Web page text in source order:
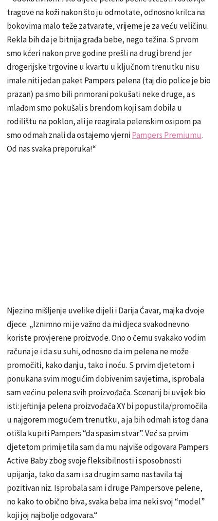
tragove na koži nakon što ju odmotate, odnosno krilca na
bokovima malo teže zatvarate, vrijeme je za veću veličinu.
Rekla bih da je bitnija građa bebe, nego težina. S prvom
smo kćeri nakon prve godine prešli na drugi brend jer
drogerijske trgovine u kvartu u ključnom trenutku nisu
imale niti jedan paket Pampers pelena (taj dio police je bio
prazan) pa smo bili primorani pokušati neke druge, a s
mlađom smo pokušali s brendom koji sam dobila u
rodilištu na poklon, ali je reagirala pelenskim osipom pa
smo odmah znali da ostajemo vjerniPampers Premiumu.
Od nas svaka preporuka!“
Njezino mišljenje uvelike dijeli i Darija Ćavar, majka dvoje
djece: „Iznimno mi je važno da mi djeca svakodnevno
koriste provjerene proizvode. Ono o čemu svakako vodim
računa je i da su suhi, odnosno da im pelena ne može
promočiti, kako danju, tako i noću. S prvim djetetom i
ponukana svim mogućim dobivenim savjetima, isprobala
sam većinu pelena svih proizvođača. Scenarij bi uvijek bio
isti: jeftinija pelena proizvođača XY bi popustila/promočila
u najgorem mogućem trenutku, a ja bih odmah istog dana
otišla kupiti Pampers “da spasim stvar”. Već sa prvim
djetetom primijetila sam da mu najviše odgovara Pampers
Active Baby zbog svoje fleksibilnosti i sposobnosti
upijanja, tako da sam i sa drugim samo nastavila taj
pozitivan niz. Isprobala sam i druge Pampersove pelene,
no kako to obično biva, svaka beba ima neki svoj “model”
koji joj najbolje odgovara.“